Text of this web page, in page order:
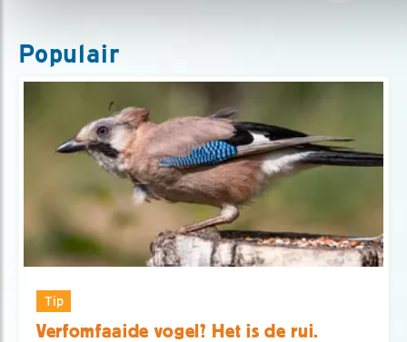
Populair
Tip
Verfomfaaide vogel? Het is de rui.